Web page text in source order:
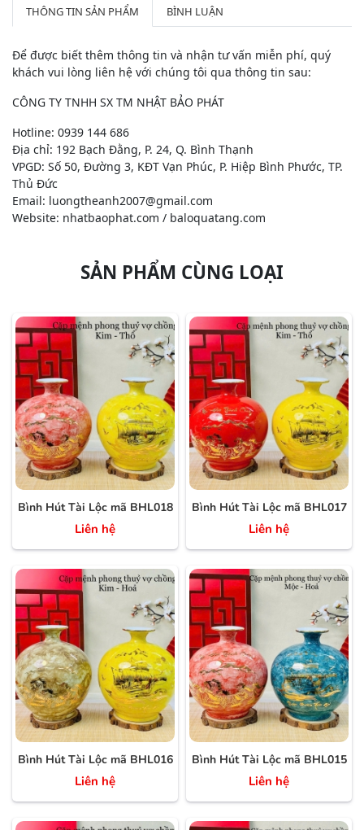
THÔNG TIN SẢN PHẨM BÌNH LUẬN
Để được biết thêm thông tin và nhận tư vấn miễn phí, quý
khách vui lòng liên hệ với chúng tôi qua thông tin sau:
CÔNG TY TNHH SX TM NHẬT BẢO PHÁT
Hotline: 0939 144 686
Địa chỉ: 192 Bạch Đằng, P. 24, Q. Bình Thạnh
VPGD: Số 50, Đường 3, KĐT Vạn Phúc, P. Hiệp Bình Phước, TP.
Thủ Đức
Email: luongtheanh2007@gmail.com
Website: nhatbaophat.com / baloquatang.com
SẢN PHẨM CÙNG LOẠI
Bình Hút Tài Lộc mã BHL018
Liên hệ
Bình Hút Tài Lộc mã BHL017
Liên hệ
Bình Hút Tài Lộc mã BHL016
Liên hệ
Bình Hút Tài Lộc mã BHL015
Liên hệ